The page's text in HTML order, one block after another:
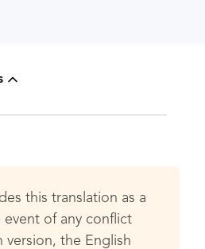
this translation as a
event of any conflict
version, the English